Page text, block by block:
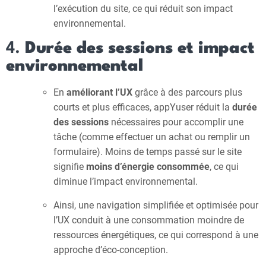
l’exécution du site, ce qui réduit son impact
environnemental.
4. Durée des sessions et impact
environnemental
En améliorant l’UX grâce à des parcours plus
courts et plus efficaces, appYuser réduit la durée
des sessions nécessaires pour accomplir une
tâche (comme effectuer un achat ou remplir un
formulaire). Moins de temps passé sur le site
signifie moins d’énergie consommée, ce qui
diminue l’impact environnemental.
Ainsi, une navigation simplifiée et optimisée pour
l’UX conduit à une consommation moindre de
ressources énergétiques, ce qui correspond à une
approche d’éco-conception.